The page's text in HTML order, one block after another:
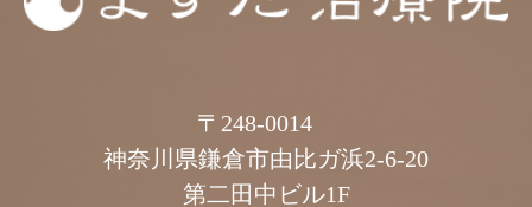
〒248-0014
神奈川県鎌倉市由比ガ浜2-6-20
第二田中ビル1F